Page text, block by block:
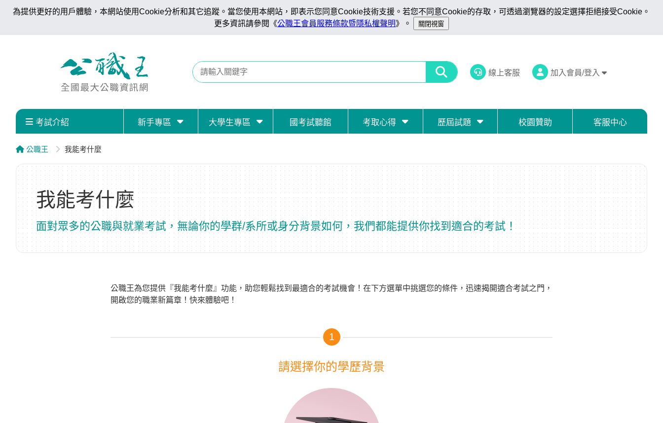
為提供更好的用戶體驗，本網站使用Cookie分析和其它追蹤。當您使用本網站，即表示您同意Cookie技術支援。若您不同意Cookie的存取，可透過瀏覽器的設定選擇拒絕接受Cookie。
更多資訊請參閱《公職王會員服務條款暨隱私權聲明》。
線上客服 加入會員/登入
考試介紹 新手專區 大學生專區 國考試聽館 考取心得 歷屆試題 校園贊助 客服中心
公職王 我能考什麼
我能考什麼
面對眾多的公職與就業考試，無論你的學群/系所或身分背景如何，我們都能提供你找到適合的考試！
公職王為您提供『我能考什麼』功能，助您輕鬆找到最適合的考試機會！在下方選單中挑選您的條件，迅速揭開適合考試之門，
開啟您的職業新篇章！快來體驗吧！
1
請選擇你的學歷背景